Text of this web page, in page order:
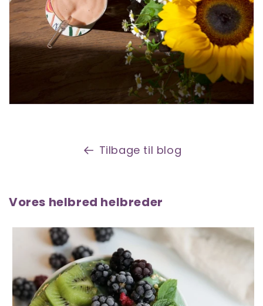
Tilbage til blog
Vores helbred helbreder